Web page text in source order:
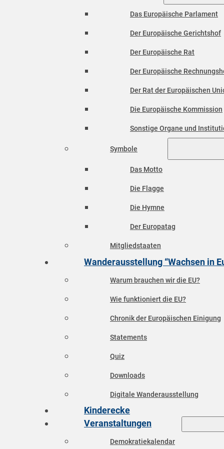
Das Europäische Parlament
Der Europäische Gerichtshof
Der Europäische Rat
Der Europäische
Der Rat der Europäischen
Die Europäische Kommission
Sonstige Organe und
Symbole
Das Motto
Die Flagge
Die Hymne
Der Europatag
Mitgliedstaaten
Wanderausstellung “Wachsen in
Warum brauchen wir die EU?
Wie funktioniert die EU?
Chronik der Europäischen Einigung
Statements
Quiz
Downloads
Digitale Wanderausstellung
Kinderecke
Veranstaltungen
Demokratiekalendar